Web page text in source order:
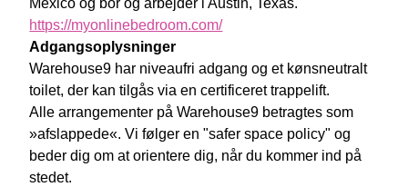
Mexico og bor og arbejder i Austin, Texas.
https://myonlinebedroom.com/
Adgangsoplysninger
Warehouse9 har niveaufri adgang og et kønsneutralt
toilet, der kan tilgås via en certificeret trappelift.
Alle arrangementer på Warehouse9 betragtes som
»afslappede«. Vi følger en "safer space policy" og
beder dig om at orientere dig, når du kommer ind på
stedet.